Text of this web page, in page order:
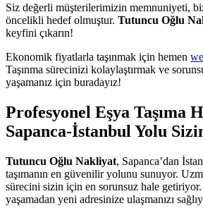
Siz değerli müşterilerimizin memnuniyeti,
öncelikli hedef olmuştur. Tutuncu Oğlu
keyfini çıkarın!
Ekonomik fiyatlarla taşınmak için hemen
Taşınma sürecinizi kolaylaştırmak ve
yaşamanız için buradayız!
Profesyonel Eşya Taşıma
Sapanca-İstanbul Yolu
Tutuncu Oğlu Nakliyat, Sapanca’dan
taşımanın en güvenilir yolunu sunuyor.
sürecini sizin için en sorunsuz hale
yaşamadan yeni adresinize ulaşmanızı